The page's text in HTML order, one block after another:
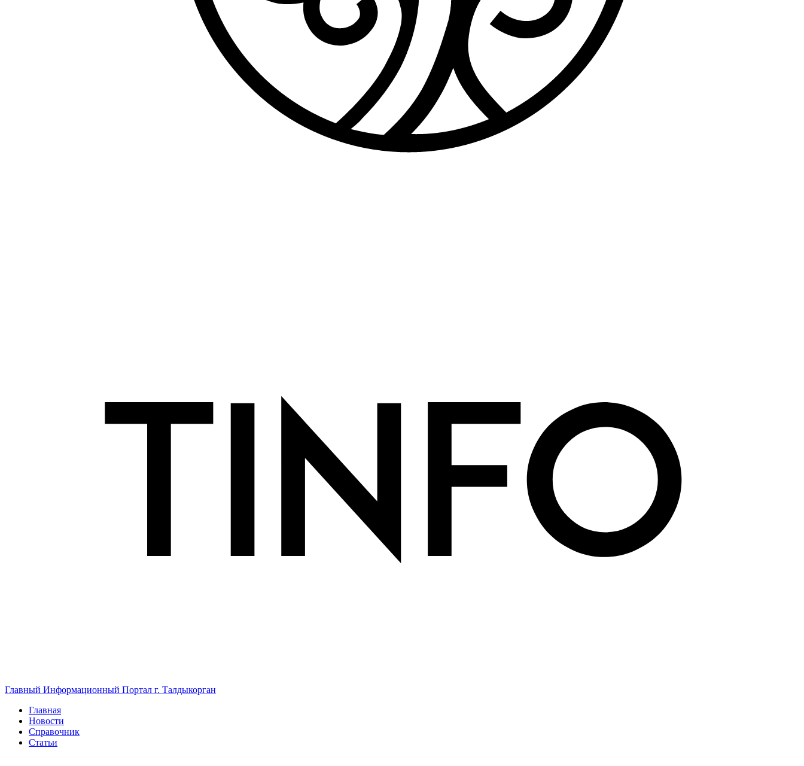
Главный Информационный Портал г. Талдыкорган
Главная
Новости
Справочник
Статьи